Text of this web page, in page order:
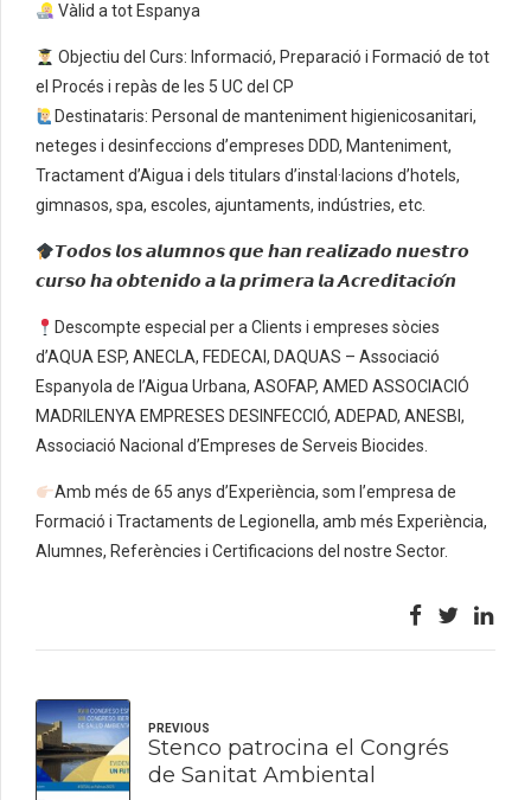
Vàlid a tot Espanya
Objectiu del Curs: Informació, Preparació i Formació de tot
el Procés i repàs de les 5 UC del CP
Destinataris: Personal de manteniment higienicosanitari,
neteges i desinfeccions d’empreses DDD, Manteniment,
Tractament d’Aigua i dels titulars d’instal·lacions d’hotels,
gimnasos, spa, escoles, ajuntaments, indústries, etc.
𝙏𝙤𝙙𝙤𝙨 𝙡𝙤𝙨 𝙖𝙡𝙪𝙢𝙣𝙤𝙨 𝙦𝙪𝙚 𝙝𝙖𝙣 𝙧𝙚𝙖𝙡𝙞𝙯𝙖𝙙𝙤 𝙣𝙪𝙚𝙨𝙩𝙧𝙤
𝙘𝙪𝙧𝙨𝙤 𝙝𝙖 𝙤𝙗𝙩𝙚𝙣𝙞𝙙𝙤 𝙖 𝙡𝙖 𝙥𝙧𝙞𝙢𝙚𝙧𝙖 𝙡𝙖 𝘼𝙘𝙧𝙚𝙙𝙞𝙩𝙖𝙘𝙞𝙤́𝙣
Descompte especial per a Clients i empreses sòcies
d’AQUA ESP, ANECLA, FEDECAI, DAQUAS – Associació
Espanyola de l’Aigua Urbana, ASOFAP, AMED ASSOCIACIÓ
MADRILENYA EMPRESES DESINFECCIÓ, ADEPAD, ANESBI,
Associació Nacional d’Empreses de Serveis Biocides.
Amb més de 65 anys d’Experiència, som l’empresa de
Formació i Tractaments de Legionella, amb més Experiència,
Alumnes, Referències i Certificacions del nostre Sector.
PREVIOUS
Stenco patrocina el Congrés
de Sanitat Ambiental